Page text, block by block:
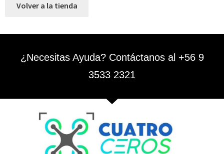
Volver a la tienda
¿Necesitas Ayuda? Contáctanos al +56 9
3533 2321